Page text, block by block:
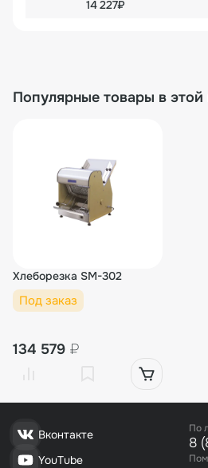
14 227₽
Популярные товары в этой
Хлеборезка SM-302
Под заказ
134 579 ₽
Вконтакте
YouTube
По
8